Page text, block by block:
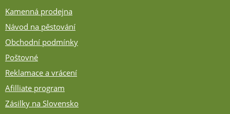
Kamenná prodejna
Návod na pěstování
Obchodní podmínky
Poštovné
Reklamace a vrácení
Afilliate program
Zásilky na Slovensko